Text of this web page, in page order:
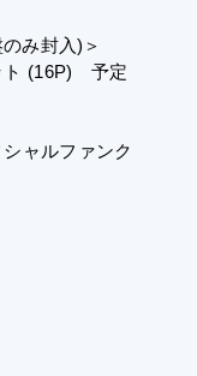
み封入)＞
(16P)　予定
ャルファンク